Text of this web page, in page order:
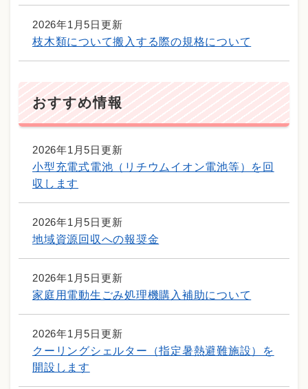
2026年1月5日更新
枝木類について搬入する際の規格について
おすすめ情報
2026年1月5日更新
小型充電式電池（リチウムイオン電池等）を回
収します
2026年1月5日更新
地域資源回収への報奨金
2026年1月5日更新
家庭用電動生ごみ処理機購入補助について
2026年1月5日更新
クーリングシェルター（指定暑熱避難施設）を
開設します